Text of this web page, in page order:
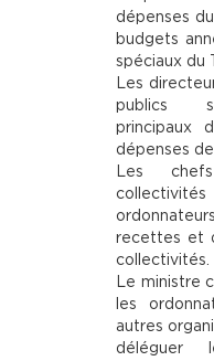
dépenses
budgets
spéciaux du
Les
publics
principaux
dépenses
Les
recettes et
collectivités.
Le ministre
les
autres
déléguer